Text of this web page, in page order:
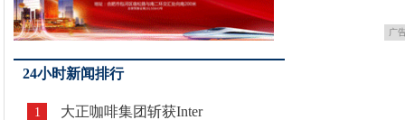
广
24小时新闻排行
1 大正咖啡集团斩获Inter